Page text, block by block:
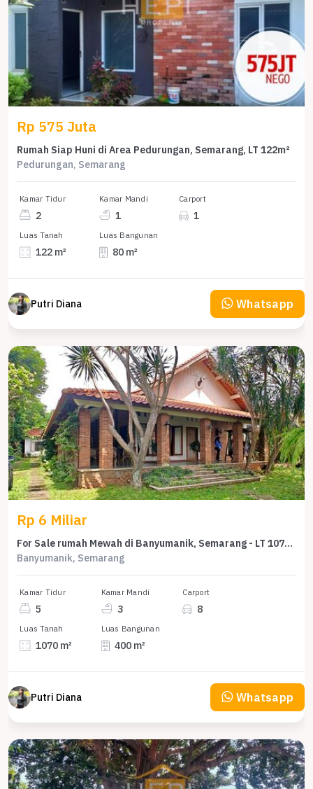
Rp 575 Juta
Rumah Siap Huni di Area Pedurungan, Semarang, LT 122m²
Pedurungan, Semarang
Kamar Tidur
2
Kamar Mandi
1
Carport
1
Luas Tanah
122 m²
Luas Bangunan
80 m²
Putri Diana Whatsapp
Rp 6 Miliar
For Sale rumah Mewah di Banyumanik, Semarang - LT 1070m²
Banyumanik, Semarang
Kamar Tidur
5
Kamar Mandi
3
Carport
8
Luas Tanah
1070 m²
Luas Bangunan
400 m²
Putri Diana Whatsapp